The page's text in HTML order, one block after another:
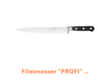
Filetmesser "PROFI" ...